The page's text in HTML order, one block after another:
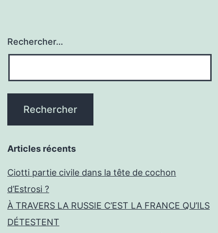
Rechercher…
Articles récents
Ciotti partie civile dans la tête de cochon
d’Estrosi ?
À TRAVERS LA RUSSIE C’EST LA FRANCE QU’ILS
DÉTESTENT